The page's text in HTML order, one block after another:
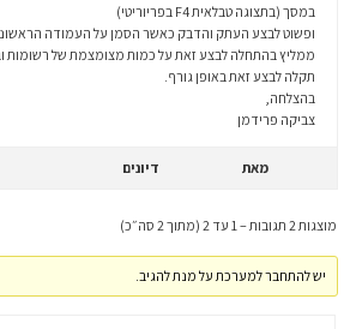
במסך (בתצוגה טבלאית F4 בפריוריטי)
ופשוט לבצע העתק והדבק כאשר הסמן על העמודה
ממליץ בהתחלה לבצע זאת על כמות מצומצמת של רשומות
תקלה לבצע זאת באופן גורף.
בהצלחה,
צביקה פרידמן
מאת דיונים
מוצגות 2 תגובות – 1 עד 2 (מתוך 2 סה״כ)
יש להתחבר למערכת על מנת להגיב.